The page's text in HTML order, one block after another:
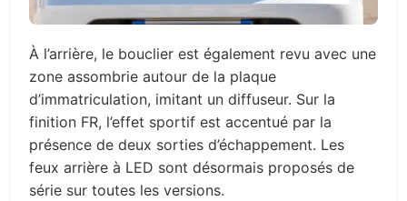
À l’arrière, le bouclier est également revu avec une
zone assombrie autour de la plaque
d’immatriculation, imitant un diffuseur. Sur la
finition FR, l’effet sportif est accentué par la
présence de deux sorties d’échappement. Les
feux arrière à LED sont désormais proposés de
série sur toutes les versions.